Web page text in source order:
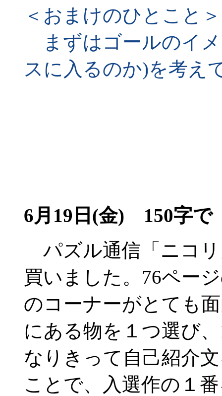
＜おまけのひとこと＞
まずはゴールのイ
スに入るのか)を考え
6月19日(金) 150字で
パズル通信「ニコリ
買いました。76ペー
のコーナーがとても
にある物を１つ選び
なりきって自己紹介
ことで、入選作の１